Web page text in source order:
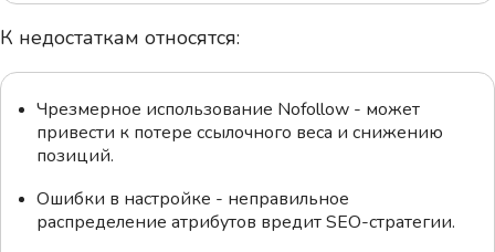
К недостаткам относятся:
Чрезмерное использование Nofollow - может
привести к потере ссылочного веса и снижению
позиций.
Ошибки в настройке - неправильное
распределение атрибутов вредит SEO-стратегии.